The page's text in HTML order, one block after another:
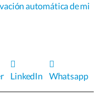
automática de mi
LinkedIn Whatsapp